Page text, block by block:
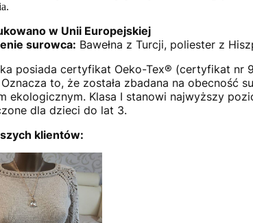
w Unii Europejskiej
surowca: Bawełna z Turcji, poliester z
posiada certyfikat Oeko-Tex® (certyfikat nr
to, że została zbadana na obecność
ekologicznym. Klasa I stanowi najwyższy
dla dzieci do lat 3.
klientów: